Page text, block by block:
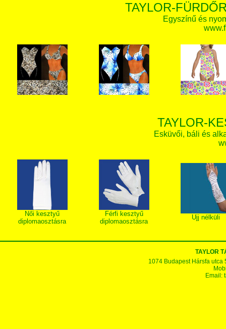
TAYLOR-
Egyszínű és
TAYLOR-
Esküvői, báli és
Női kesztyű
diplomaosztásra
Férfi kesztyű
diplomaosztásra
Ujj nélküli
TAYLOR
1074 Budapest Hársfa utca
Email: